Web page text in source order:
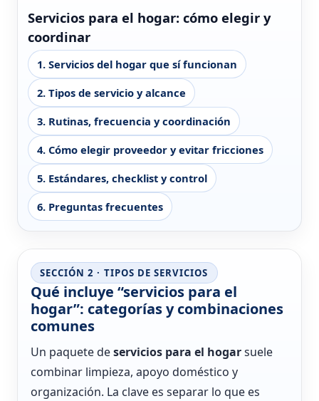
Servicios para el hogar: cómo elegir y
coordinar
1. Servicios del hogar que sí funcionan
2. Tipos de servicio y alcance
3. Rutinas, frecuencia y coordinación
4. Cómo elegir proveedor y evitar fricciones
5. Estándares, checklist y control
6. Preguntas frecuentes
SECCIÓN 2 · TIPOS DE SERVICIOS
Qué incluye “servicios para el
hogar”: categorías y combinaciones
comunes
Un paquete deservicios para el hogarsuele
combinar limpieza, apoyo doméstico y
organización. La clave es separar lo que es